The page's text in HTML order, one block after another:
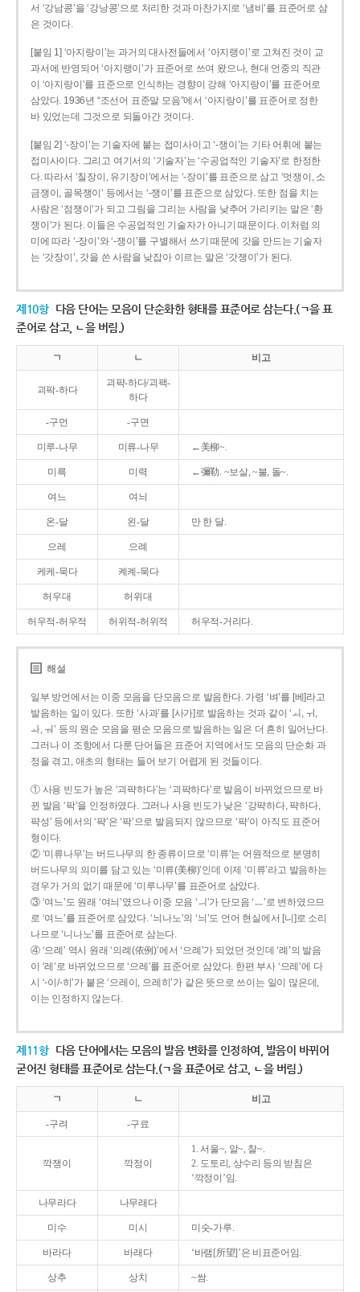
서 ‘강남콩’을 ‘강낭콩’으로 처리한 것과 마찬가지로 ‘냄비’를 표준어로 삼
은 것이다.
[붙임 1] ‘아지랑이’는 과거의 대사전들에서 ‘아지랭이’로 고쳐진 것이 교
과서에 반영되어 ‘아지랭이’가 표준어로 쓰여 왔으나, 현대 언중의 직관
이 ‘아지랑이’를 표준으로 인식하는 경향이 강해 ‘아지랑이’를 표준어로
삼았다. 1936년 “조선어 표준말 모음”에서 ‘아지랑이’를 표준어로 정한
바 있었는데 그것으로 되돌아간 것이다.
[붙임 2] ‘-장이’는 기술자에 붙는 접미사이고 ‘-쟁이’는 기타 어휘에 붙는
접미사이다. 그리고 여기서의 ‘기술자’는 ‘수공업적인 기술자’로 한정한
다. 따라서 ‘칠장이, 유기장이’에서는 ‘-장이’를 표준으로 삼고 ‘멋쟁이, 소
금쟁이, 골목쟁이’ 등에서는 ‘-쟁이’를 표준으로 삼았다. 또한 점을 치는
사람은 ‘점쟁이’가 되고 그림을 그리는 사람을 낮추어 가리키는 말은 ‘환
쟁이’가 된다. 이들은 수공업적인 기술자가 아니기 때문이다. 이처럼 의
미에 따라 ‘-장이’와 ‘-쟁이’를 구별해서 쓰기 때문에 갓을 만드는 기술자
는 ‘갓장이’, 갓을 쓴 사람을 낮잡아 이르는 말은 ‘갓쟁이’가 된다.
제10항 다음 단어는 모음이 단순화한 형태를 표준어로 삼는다.(ㄱ을 표
준어로 삼고, ㄴ을 버림.)
ㄱ ㄴ 비고
괴팍-하다
괴퍅-하다/괴팩-
하다
-구먼 -구면
미루-나무 미류-나무 ←美柳~.
미륵 미력 ←彌勒. ~보살, ~불, 돌~.
여느 여늬
온-달 왼-달 만 한 달.
으레 으례
케케-묵다 켸켸-묵다
허우대 허위대
허우적-허우적 허위적-허위적 허우적-거리다.
해설
일부 방언에서는 이중 모음을 단모음으로 발음한다. 가령 ‘벼’를 [베]라고
발음하는 일이 있다. 또한 ‘사과’를 [사가]로 발음하는 것과 같이 ‘ㅚ, ㅟ,
ㅘ, ㅝ’ 등의 원순 모음을 평순 모음으로 발음하는 일은 더 흔히 일어난다.
그러나 이 조항에서 다룬 단어들은 표준어 지역에서도 모음의 단순화 과
정을 겪고, 애초의 형태는 들어 보기 어렵게 된 것들이다.
① 사용 빈도가 높은 ‘괴퍅하다’는 ‘괴팍하다’로 발음이 바뀌었으므로 바
뀐 발음 ‘팍’을 인정하였다. 그러나 사용 빈도가 낮은 ‘강퍅하다, 퍅하다,
퍅성’ 등에서의 ‘퍅’은 ‘팍’으로 발음되지 않으므로 ‘퍅’이 아직도 표준어
형이다.
② ‘미류나무’는 버드나무의 한 종류이므로 ‘미류’는 어원적으로 분명히
버드나무의 의미를 담고 있는 ‘미류(美柳)’인데 이제 ‘미류’라고 발음하는
경우가 거의 없기 때문에 ‘미루나무’를 표준어로 삼았다.
③ ‘여느’도 원래 ‘여늬’였으나 이중 모음 ‘ㅢ’가 단모음 ‘ㅡ’로 변하였으므
로 ‘여느’를 표준어로 삼았다. ‘늬나노’의 ‘늬’도 언어 현실에서 [니]로 소리
나므로 ‘니나노’를 표준어로 삼는다.
④ ‘으례’ 역시 원래 ‘의례(依例)’에서 ‘으례’가 되었던 것인데 ‘례’의 발음
이 ‘레’로 바뀌었으므로 ‘으레’를 표준어로 삼았다. 한편 부사 ‘으레’에 다
시 ‘-이/-히’가 붙은 ‘으레이, 으레히’가 같은 뜻으로 쓰이는 일이 많은데,
이는 인정하지 않는다.
제11항 다음 단어에서는 모음의 발음 변화를 인정하여, 발음이 바뀌어
굳어진 형태를 표준어로 삼는다.(ㄱ을 표준어로 삼고, ㄴ을 버림.)
ㄱ ㄴ 비고
-구려 -구료
깍쟁이 깍정이
1. 서울~, 알~, 찰~.
2. 도토리, 상수리 등의 받침은
‘깍정이’임.
나무라다 나무래다
미수 미시 미숫-가루.
바라다 바래다 ‘바램[所望]’은 비표준어임.
상추 상치 ~쌈.